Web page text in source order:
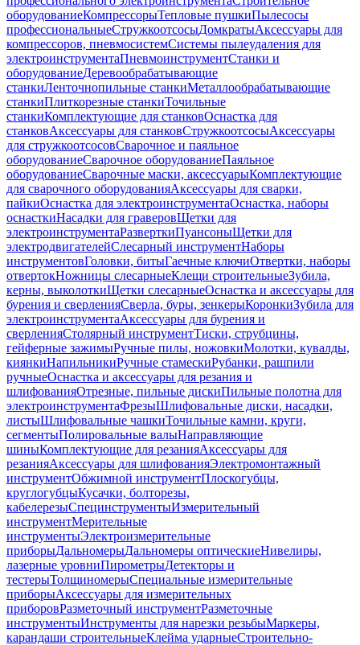
оборудованиеКомпрессорыТепловые пушкиПылесосы
профессиональныеСтружкоотсосыДомкратыАксессуары для
компрессоров, пневмосистемСистемы пылеудаления для
электроинструментаПневмоинструментСтанки и
оборудованиеДеревообрабатывающие
станкиЛенточнопильные станкиМеталлообрабатывающие
станкиПлиткорезные станкиТочильные
станкиКомплектующие для станковОснастка для
станковАксессуары для станковСтружкоотсосыАксессуары
для стружкоотсосовСварочное и паяльное
оборудованиеСварочное оборудованиеПаяльное
оборудованиеСварочные маски, аксессуарыКомплектующие
для сварочного оборудованияАксессуары для сварки,
пайкиОснастка для электроинструментаОснастка, наборы
оснасткиНасадки для граверовЩетки для
электроинструментаРазверткиПуансоныЩетки для
электродвигателейСлесарный инструментНаборы
инструментовГоловки, битыГаечные ключиОтвертки, наборы
отвертокНожницы слесарныеКлещи строительныеЗубила,
керны, выколоткиЩетки слесарныеОснастка и аксессуары для
бурения и сверленияСверла, буры, зенкерыКоронкиЗубила для
электроинструментаАксессуары для бурения и
сверленияСтолярный инструментТиски, струбцины,
гейферные зажимыРучные пилы, ножовкиМолотки, кувалды,
киянкиНапильникиРучные стамескиРубанки, рашпили
ручныеОснастка и аксессуары для резания и
шлифованияОтрезные, пильные дискиПильные полотна для
электроинструментаФрезыШлифовальные диски, насадки,
листыШлифовальные чашкиТочильные камни, круги,
сегментыПолировальные валыНаправляющие
шиныКомплектующие для резанияАксессуары для
резанияАксессуары для шлифованияЭлектромонтажный
инструментОбжимной инструментПлоскогубцы,
круглогубцыКусачки, болторезы,
кабелерезыСпецинструментыИзмерительный
инструментМерительные
инструментыЭлектроизмерительные
приборыДальномерыДальномеры оптическиеНивелиры,
лазерные уровниПирометрыДетекторы и
тестерыТолщиномерыСпециальные измерительные
приборыАксессуары для измерительных
приборовРазметочный инструментРазметочные
инструментыИнструменты для нарезки резьбыМаркеры,
карандаши строительныеКлейма ударныеСтроительно-